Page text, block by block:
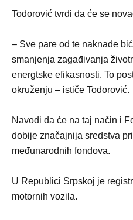
Todorović tvrdi da će se
– Sve pare od te naknade
smanjenja zagađivanja
energtske efikasnosti. To
okruženju – ističe Todorović.
Navodi da će na taj način i
dobije značajnija sredstva
međunarodnih fondova.
U Republici Srpskoj je
motornih vozila.